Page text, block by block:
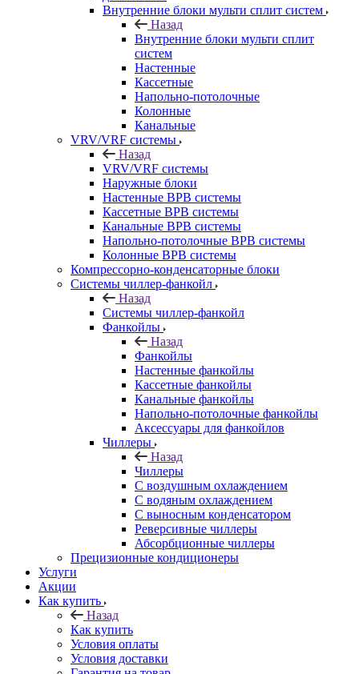
Внутренние блоки мульти сплит систем
Назад
Внутренние блоки мульти сплит
систем
Настенные
Кассетные
Напольно-потолочные
Колонные
Канальные
VRV/VRF системы
Назад
VRV/VRF системы
Наружные блоки
Настенные ВРВ системы
Кассетные ВРВ системы
Канальные ВРВ системы
Напольно-потолочные ВРВ системы
Колонные ВРВ системы
Компрессорно-конденсаторные блоки
Системы чиллер-фанкойл
Назад
Системы чиллер-фанкойл
Фанкойлы
Назад
Фанкойлы
Настенные фанкойлы
Кассетные фанкойлы
Канальные фанкойлы
Напольно-потолочные фанкойлы
Аксессуары для фанкойлов
Чиллеры
Назад
Чиллеры
С воздушным охлаждением
С водяным охлаждением
С выносным конденсатором
Реверсивные чиллеры
Абсорбционные чиллеры
Прецизионные кондиционеры
Услуги
Акции
Как купить
Назад
Как купить
Условия оплаты
Условия доставки